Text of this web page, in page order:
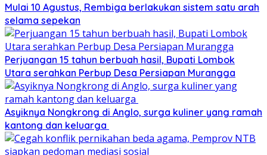
Mulai 10 Agustus, Rembiga berlakukan sistem satu arah
selama sepekan
Perjuangan 15 tahun berbuah hasil, Bupati Lombok
Utara serahkan Perbup Desa Persiapan Murangga
Asyiknya Nongkrong di Anglo, surga kuliner yang ramah
kantong dan keluarga